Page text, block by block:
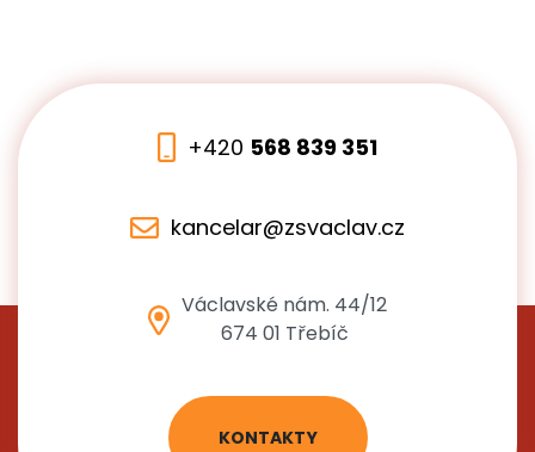
+420 568 839 351
kancelar@zsvaclav.cz
Václavské nám. 44/12
674 01 Třebíč
KONTAKTY